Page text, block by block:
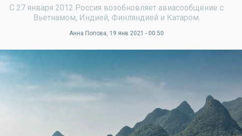
С 27 января 2012 Россия возобновляет авиасообщение с
Вьетнамом, Индией, Финляндией и Катаром.
Анна Попова, 19 янв 2021 - 00:50